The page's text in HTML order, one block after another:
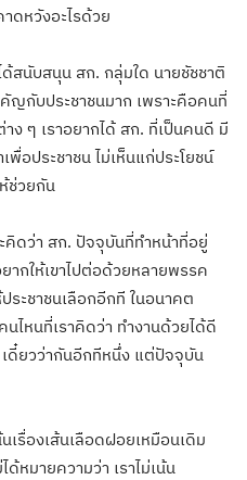
ดหวังอะไรด้วย
ด้สนับสนุน สก. กลุ่มใด นายชัชชาติ
ญกับประชาชนมาก เพราะคือคนที่
ง ๆ เราอยากได้ สก. ที่เป็นคนดี มี
อประชาชน ไม่เห็นแก่ประโยชน์
ช่วยกัน
คิดว่า สก. ปัจจุบันที่ทำหน้าที่อยู่
ากให้เขาไปต่อด้วยหลายพรรค
ระชาชนเลือกอีกที ในอนาคต
ไหนที่เราคิดว่า ทำงานด้วยได้ดี
ดี๋ยวว่ากันอีกทีหนึ่ง แต่ปัจจุบัน
เรื่องเส้นเลือดฝอยเหมือนเดิม
ด้หมายความว่า เราไม่เน้น